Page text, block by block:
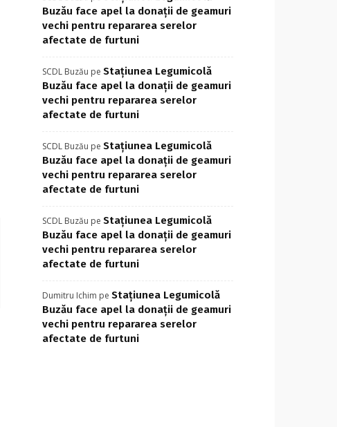
Buzău face apel la donații de geamuri
vechi pentru repararea serelor
afectate de furtuni
SCDL Buzău pe Stațiunea Legumicolă
Buzău face apel la donații de geamuri
vechi pentru repararea serelor
afectate de furtuni
SCDL Buzău pe Stațiunea Legumicolă
Buzău face apel la donații de geamuri
vechi pentru repararea serelor
afectate de furtuni
SCDL Buzău pe Stațiunea Legumicolă
Buzău face apel la donații de geamuri
vechi pentru repararea serelor
afectate de furtuni
Dumitru Ichim pe Stațiunea Legumicolă
Buzău face apel la donații de geamuri
vechi pentru repararea serelor
afectate de furtuni